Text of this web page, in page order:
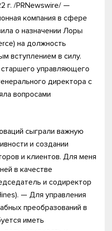
г. /PRNewswire/ —
компания в сфере
о назначении Лоры
на должность
вступлением в силу.
управляющего
директора с
вопросами
сыграли важную
и создании
и клиентов. Для меня
в качестве
и содиректор
— Для управления
преобразований в
иметь